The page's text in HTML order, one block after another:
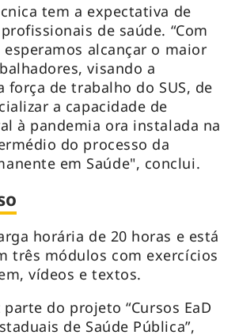
tem a expectativa de
de saúde. “Com
alcançar o maior
visando a
força de trabalho do SUS, de
a capacidade de
à pandemia ora instalada na
do processo da
em Saúde", conclui.
horária de 20 horas e está
três módulos com exercícios
vídeos e textos.
do projeto “Cursos EaD
de Saúde Pública”,